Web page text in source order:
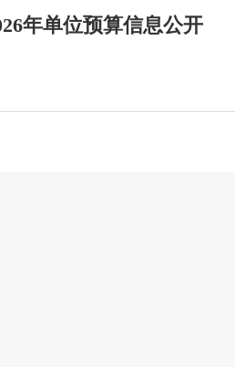
年单位预算信息公开